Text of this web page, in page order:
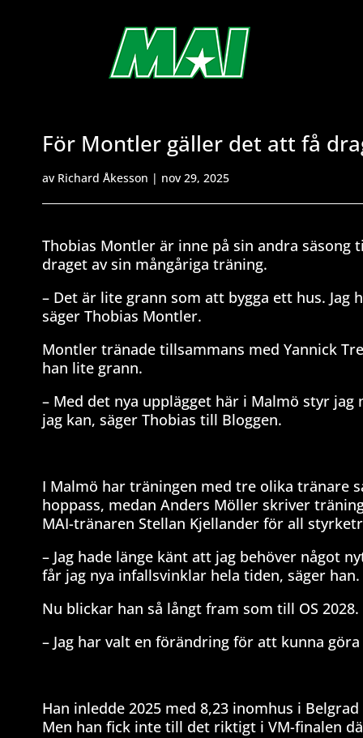
För Montler gäller det att få
av Richard Åkesson | nov 29, 2025
Thobias Montler är inne på sin andra
draget av sin mångåriga träning.
– Det är lite grann som att bygga ett hus.
säger Thobias Montler.
Montler tränade tillsammans med Yannick
han lite grann.
– Med det nya upplägget här i Malmö styr
jag kan, säger Thobias till Bloggen.
I Malmö har träningen med tre olika tränare
hoppass, medan Anders Möller skriver
MAI-tränaren Stellan Kjellander för all
– Jag hade länge känt att jag behöver något
får jag nya infallsvinklar hela tiden, säger han.
Nu blickar han så långt fram som till OS
– Jag har valt en förändring för att kunna
Han inledde 2025 med 8,23 inomhus i
Men han fick inte till det riktigt i VM-finalen